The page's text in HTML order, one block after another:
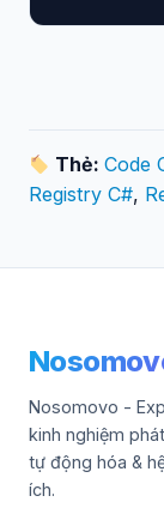
Thẻ:Code
Registry C#,
Nosomovo -
kinh nghiệm
tự động hóa &
ích.